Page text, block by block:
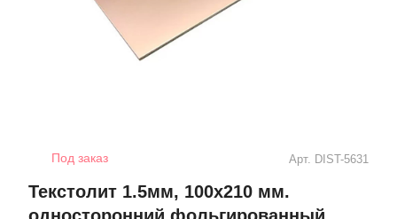
Под заказ Арт. DIST-5631
Текстолит 1.5мм, 100х210 мм.